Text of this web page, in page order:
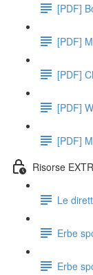
[PDF]
[PDF]
[PDF]
[PDF]
[PDF]
Risorse
Le
Erbe
Erbe